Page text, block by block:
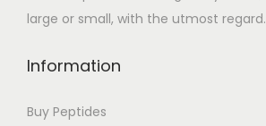
large or small, with the utmost regard.
Information
Buy Peptides